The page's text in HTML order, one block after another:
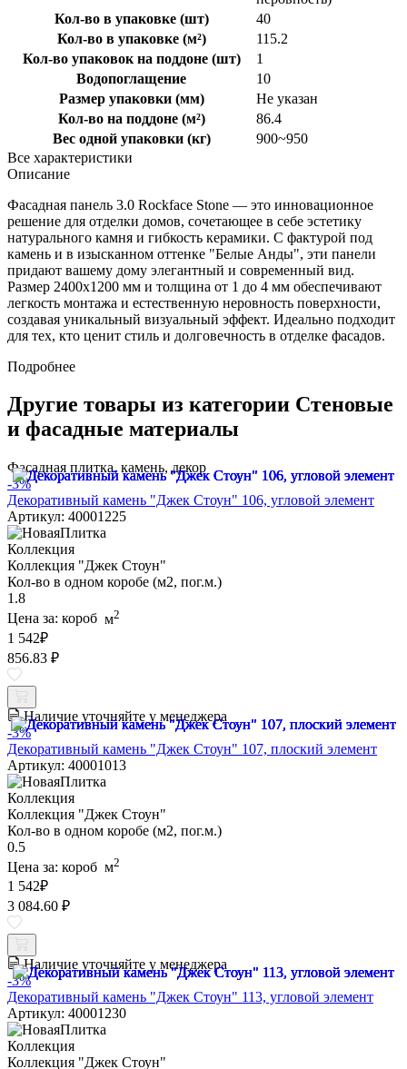
Кол-во в упаковке (шт)
40
Кол-во в упаковке (м²)
115.2
Кол-во упаковок на поддоне (шт)
1
Водопоглащение
10
Размер упаковки (мм)
Не указан
Кол-во на поддоне (м²)
86.4
Вес одной упаковки (кг)
900~950
Все характеристики
Описание
Фасадная панель 3.0 Rockface Stone — это инновационное
решение для отделки домов, сочетающее в себе эстетику
натурального камня и гибкость керамики. С фактурой под
камень и в изысканном оттенке "Белые Анды", эти панели
придают вашему дому элегантный и современный вид.
Размер 2400x1200 мм и толщина от 1 до 4 мм обеспечивают
легкость монтажа и естественную неровность поверхности,
создавая уникальный визуальный эффект. Идеально подходит
для тех, кто ценит стиль и долговечность в отделке фасадов.
Подробнее
Другие товары из категории Стеновые
и фасадные материалы
Фасадная плитка, камень, декор
-3%
Декоративный камень "Джек Стоун" 106, угловой элемент
Артикул: 40001225
Коллекция
Коллекция "Джек Стоун"
Кол-во в одном коробе (м2, пог.м.)
1.8
Цена за: короб м2
1 542₽
856.83 ₽
Наличие уточняйте у менеджера
-3%
Декоративный камень "Джек Стоун" 107, плоский элемент
Артикул: 40001013
Коллекция
Коллекция "Джек Стоун"
Кол-во в одном коробе (м2, пог.м.)
0.5
Цена за: короб м2
1 542₽
3 084.60 ₽
Наличие уточняйте у менеджера
-3%
Декоративный камень "Джек Стоун" 113, угловой элемент
Артикул: 40001230
Коллекция
Коллекция "Джек Стоун"